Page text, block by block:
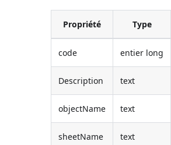
Propriété Type
code entier long
Description text
objectName text
sheetName text